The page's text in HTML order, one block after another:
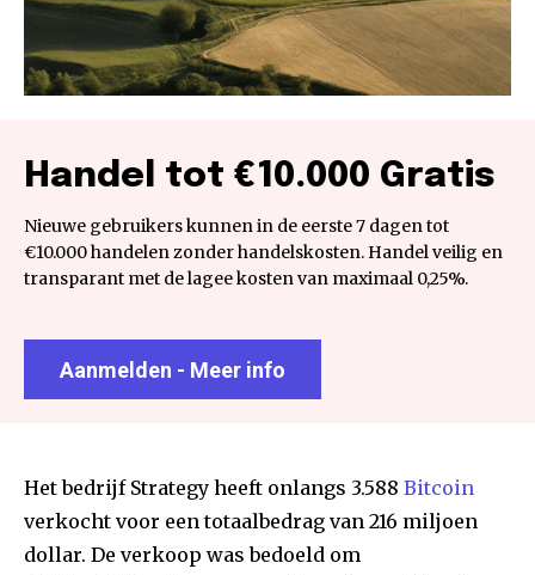
Handel tot €10.000 Gratis
Nieuwe gebruikers kunnen in de eerste 7 dagen tot
€10.000 handelen zonder handelskosten. Handel veilig en
transparant met de lagee kosten van maximaal 0,25%.
Aanmelden - Meer info
Het bedrijf Strategy heeft onlangs 3.588 Bitcoin
verkocht voor een totaalbedrag van 216 miljoen
dollar. De verkoop was bedoeld om